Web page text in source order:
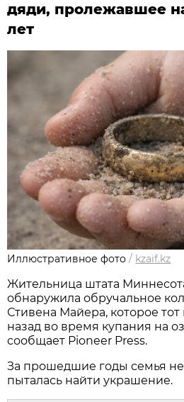
дяди, пролежавшее
лет
Иллюстративное фото / kzaif.kz
Жительница штата
обнаружила обручальное
Стивена Майера, которое тот
назад во время купания на
сообщает Pioneer Press.
За прошедшие годы семья
пыталась найти украшение.